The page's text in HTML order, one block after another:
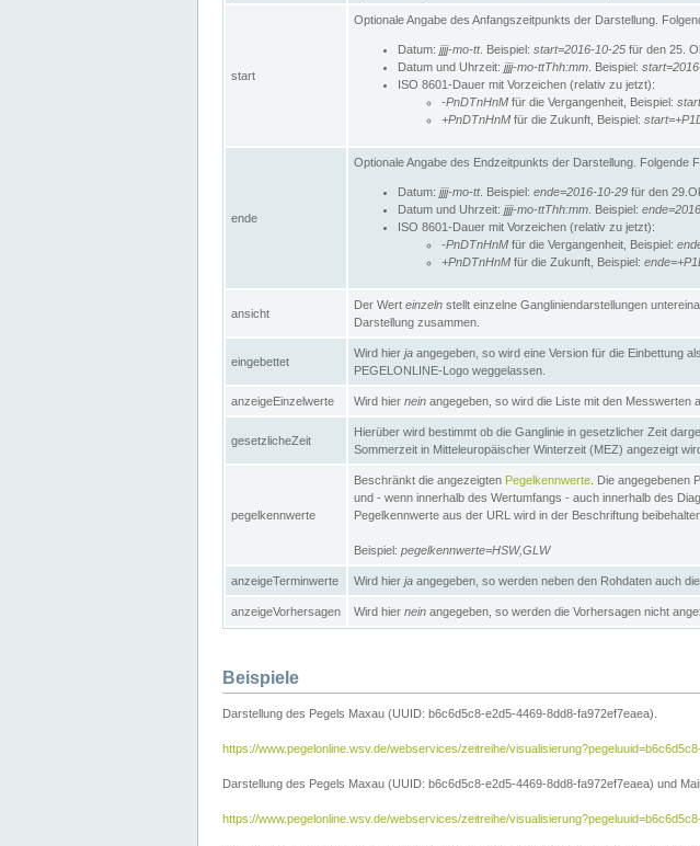
start
Optionale Angabe des Anfangszeitpunkts der Darstellung.
Datum: jjjj-mo-tt. Beispiel: start=2016-10-25 für den 25.
Datum und Uhrzeit: jjjj-mo-ttThh:mm . Beispiel:
ISO 8601-Dauer mit Vorzeichen (relativ zu jetzt):
-PnDTnHnM für die Vergangenheit, Beispiel:
+PnDTnHnM für die Zukunft, Beispiel:
ende
Optionale Angabe des Endzeitpunkts der Darstellung. Folgende
Datum: jjjj-mo-tt. Beispiel: ende=2016-10-29 für den
Datum und Uhrzeit: jjjj-mo-ttThh:mm . Beispiel:
ISO 8601-Dauer mit Vorzeichen (relativ zu jetzt):
-PnDTnHnM für die Vergangenheit, Beispiel:
+PnDTnHnM für die Zukunft, Beispiel:
ansicht
Der Wert einzeln stellt einzelne Gangliniendarstellungen
Darstellung zusammen.
eingebettet
Wird hier ja angegeben, so wird eine Version für die Einbettung
PEGELONLINE-Logo weggelassen.
anzeigeEinzelwerte Wird hier nein angegeben, so wird die Liste mit den Messwerten
gesetzlicheZeit
Hierüber wird bestimmt ob die Ganglinie in gesetzlicher Zeit
Sommerzeit in Mitteleuropäischer Winterzeit (MEZ) angezeigt
pegelkennwerte
Beschränkt die angezeigten Pegelkennwerte . Die angegebenen
und - wenn innerhalb des Wertumfangs - auch innerhalb des
Pegelkennwerte aus der URL wird in der Beschriftung
Beispiel: pegelkennwerte=HSW,GLW
anzeigeTerminwerte Wird hier ja angegeben, so werden neben den Rohdaten auch
anzeigeVorhersagen Wird hier nein angegeben, so werden die Vorhersagen nicht
Beispiele
Darstellung des Pegels Maxau (UUID: b6c6d5c8-e2d5-4469-8dd8-fa972ef7eaea).
https://www.pegelonline.wsv.de/webservices/zeitreihe/
Darstellung des Pegels Maxau (UUID: b6c6d5c8-e2d5-4469-8dd8-fa972ef7eaea) und
https://www.pegelonline.wsv.de/webservices/zeitreihe/